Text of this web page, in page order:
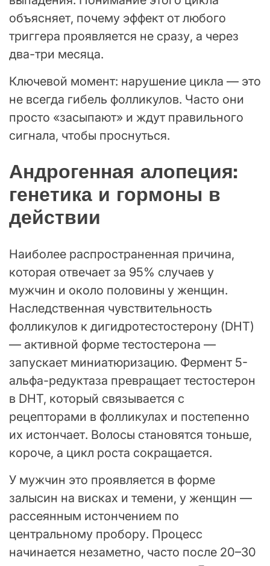
объясняет, почему эффект от любого
триггера проявляется не сразу, а через
два-три месяца.
Ключевой момент: нарушение цикла — это
не всегда гибель фолликулов. Часто они
просто «засыпают» и ждут правильного
сигнала, чтобы проснуться.
Андрогенная алопеция:
генетика и гормоны в
действии
Наиболее распространенная причина,
которая отвечает за 95% случаев у
мужчин и около половины у женщин.
Наследственная чувствительность
фолликулов к дигидротестостерону (DHT)
— активной форме тестостерона —
запускает миниатюризацию. Фермент 5-
альфа-редуктаза превращает тестостерон
в DHT, который связывается с
рецепторами в фолликулах и постепенно
их истончает. Волосы становятся тоньше,
короче, а цикл роста сокращается.
У мужчин это проявляется в форме
залысин на висках и темени, у женщин —
рассеянным истончением по
центральному пробору. Процесс
начинается незаметно, часто после 20–30